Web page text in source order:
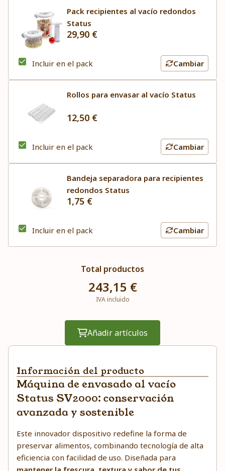
Pack recipientes al vacío redondos
Status
29,90 €
Incluir en el pack Cambiar
Rollos para envasar al vacío Status
12,50 €
Incluir en el pack Cambiar
Bandeja separadora para recipientes
redondos Status
1,75 €
Incluir en el pack Cambiar
Total productos
243,15 €
IVA incluido
Añadir artículos
Información del producto
Máquina de envasado al vacío
Status SV2000: conservación
avanzada y sostenible
Este innovador dispositivo redefine la forma de
preservar alimentos, combinando tecnología de alta
eficiencia con facilidad de uso. Diseñada para